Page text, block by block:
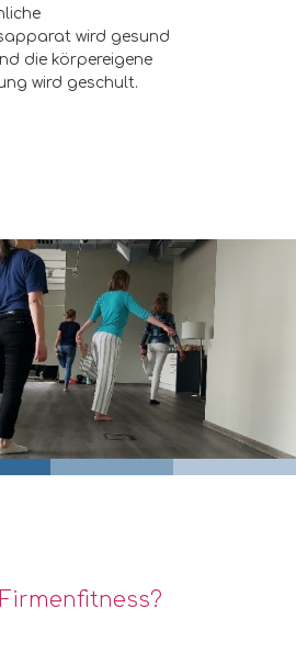
wird gesund
die körpereigene
wird geschult.